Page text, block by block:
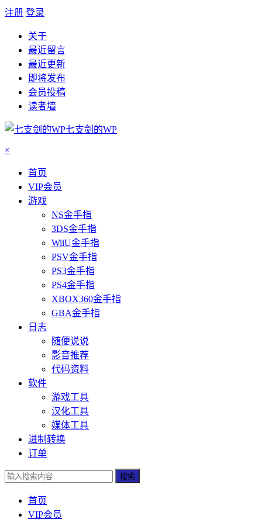
注册 登录
关于
最近留言
最近更新
即将发布
会员投稿
读者墙
七支剑的WP
×
首页
VIP会员
游戏
NS金手指
3DS金手指
WiiU金手指
PSV金手指
PS3金手指
PS4金手指
XBOX360金手指
GBA金手指
日志
随便说说
影音推荐
代码资料
软件
游戏工具
汉化工具
媒体工具
进制转换
订单
搜索
首页
VIP会员